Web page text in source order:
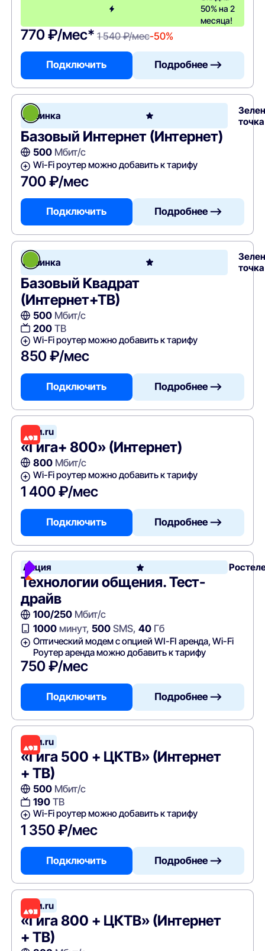
50% на 2
месяца!
770 ₽/мес* 1 540 ₽/мес-50%
Подключить Подробнее —>
Новинка
точка
Базовый Интернет (Интернет)
500Мбит/с
Wi-Fi роутер можно добавить к тарифу
700 ₽/мес
Подключить Подробнее —>
Новинка
точка
Базовый Квадрат
(Интернет+ТВ)
500Мбит/с
200ТВ
Wi-Fi роутер можно добавить к тарифу
850 ₽/мес
Подключить Подробнее —>
Дом.ru
«Гига+ 800» (Интернет)
800Мбит/с
Wi-Fi роутер можно добавить к тарифу
1 400 ₽/мес
Подключить Подробнее —>
Акция
Технологии общения. Тест-
драйв
100/250Мбит/с
1000минут, 500SMS, 40Гб
Оптический модем с опцией WI-FI аренда, Wi-Fi
Роутер аренда можно добавить к тарифу
750 ₽/мес
Подключить Подробнее —>
Дом.ru
«Гига 500 + ЦКТВ» (Интернет
+ ТВ)
500Мбит/с
190ТВ
Wi-Fi роутер можно добавить к тарифу
1 350 ₽/мес
Подключить Подробнее —>
Дом.ru
«Гига 800 + ЦКТВ» (Интернет
+ ТВ)